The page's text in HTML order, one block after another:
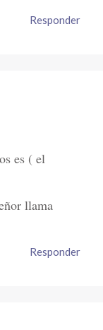
Responder
es ( el
llama
Responder